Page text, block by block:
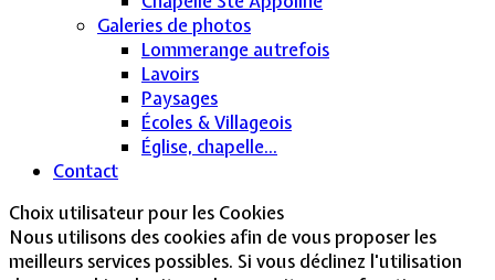
Galeries de photos
Lommerange autrefois
Lavoirs
Paysages
Écoles & Villageois
Église, chapelle...
Contact
Choix utilisateur pour les Cookies
Nous utilisons des cookies afin de vous proposer les
meilleurs services possibles. Si vous déclinez l'utilisation